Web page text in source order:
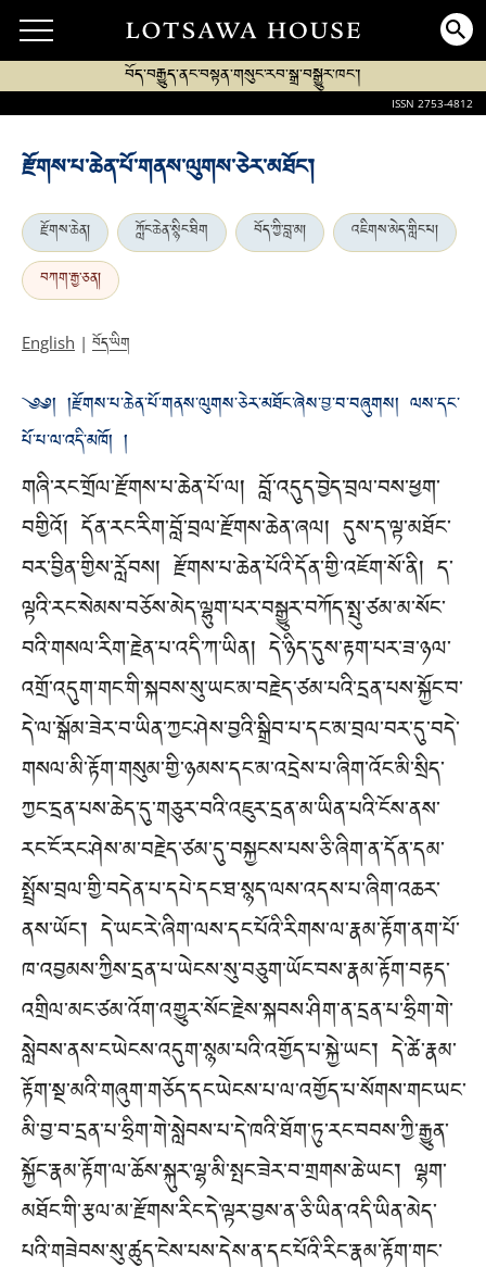
བོད་བརྒྱུད་ནང་བསྟན་གསུང་རབ་སྒྲ་བསྒྱུར་ཁང་།
ISSN 2753-4812
རྫོགས་པ་ཆེན་པོ་གནས་ལུགས་ཅེར་མཐོང་།
རྫོགས་ཆེན། ཀློང་ཆེན་སྙིང་ཐིག བོད་ཀྱི་བླ་མ།
འཇིགས་མེད་གླིང་པ།
བཀག་རྒྱ་ཅན།
English | བོད་ཡིག
༄༅། །རྫོགས་པ་ཆེན་པོ་གནས་ལུགས་ཅེར་མཐོང་ཞེས་བྱ་བ་བཞུགས། ལས་དང་
པོ་པ་ལ་འདི་མཁོ། །
གཞི་རང་གྲོལ་རྫོགས་པ་ཆེན་པོ་ལ། བློ་འདུད་བྱེད་བྲལ་བས་ཕྱག་
བགྱིའོ། དོན་རང་རིག་བློ་བྲལ་རྫོགས་ཆེན་ཞལ། དུས་ད་ལྟ་མཐོང་
བར་བྱིན་གྱིས་རློབས། རྫོགས་པ་ཆེན་པོའི་དོན་གྱི་འཇོག་སོ་ནི། ད་
ལྟའི་རང་སེམས་བཅོས་མེད་ལྷུག་པར་བསྒྱུར་བཀོད་སྤུ་ཙམ་མ་སོང་
བའི་གསལ་རིག་རྗེན་པ་འདི་ཀ་ཡིན། དེ་ཉིད་དུས་རྟག་པར་ཟ་ཉལ་
འགྲོ་འདུག་གང་གི་སྐབས་སུ་ཡང་མ་བརྗེད་ཙམ་པའི་དྲན་པས་སྐྱོང་བ་
དེ་ལ་སྒོམ་ཟེར་བ་ཡིན་ཀྱང་ཤེས་བྱའི་སྒྲིབ་པ་དང་མ་བྲལ་བར་དུ་བདེ་
གསལ་མི་རྟོག་གསུམ་གྱི་ཉམས་དང་མ་འདྲེས་པ་ཞིག་འོང་མི་སྲིད་
ཀྱང་དྲན་པས་ཆེད་དུ་གཅུར་བའི་འཇུར་དྲན་མ་ཡིན་པའི་ངོས་ནས་
རང་ངོ་རང་ཤེས་མ་བརྗེད་ཙམ་དུ་བསྐྱངས་པས་ཅི་ཞིག་ན་དོན་དམ་
སྤྲོས་བྲལ་གྱི་བདེན་པ་དཔེ་དང་ཐ་སྙད་ལས་འདས་པ་ཞིག་འཆར་
ནས་ཡོང་། དེ་ཡང་རེ་ཞིག་ལས་དང་པོའི་རིགས་ལ་རྣམ་རྟོག་ནག་པོ་
ཁ་འབྱམས་ཀྱིས་དྲན་པ་ཡེངས་སུ་བཅུག་ཡོང་བས་རྣམ་རྟོག་བརྟད་
འགྲིལ་མང་ཙམ་འོག་འགྱུར་སོང་རྗེས་སྐབས་ཤིག་ན་དྲན་པ་ཧྲིག་གེ་
སླེབས་ནས་ང་ཡེངས་འདུག་སྙམ་པའི་འགྱོད་པ་སྐྱེ་ཡང་། དེ་ཚེ་རྣམ་
རྟོག་སྔ་མའི་གཞུག་གཅོད་དང་ཡེངས་པ་ལ་འགྱོད་པ་སོགས་གང་ཡང་
མི་བྱ་བ་དྲན་པ་ཧྲིག་གེ་སླེབས་པ་དེ་ཁའི་ཐོག་ཏུ་རང་བབས་ཀྱི་རྒྱུན་
སྐྱོང་རྣམ་རྟོག་ལ་ཆོས་སྐུར་ལྷ་མི་སྤང་ཟེར་བ་གྲགས་ཆེ་ཡང་། ལྷག་
མཐོང་གི་རྩལ་མ་རྫོགས་རིང་དེ་ལྟར་བྱས་ན་ཅི་ཡིན་འདི་ཡིན་མེད་
པའི་གཟེབས་སུ་ཚུད་ངེས་པས་དེས་ན་དང་པོའི་རིང་རྣམ་རྟོག་གང་